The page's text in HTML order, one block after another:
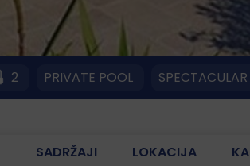
2 PRIVATE POOL
SADRŽAJI LOKACIJA